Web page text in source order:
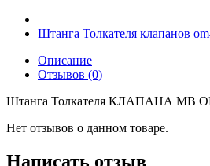
Штанга Толкателя клапанов
Описание
Отзывов (0)
Штанга Толкателя КЛАПАНА MB
Нет отзывов о данном товаре.
Написать отзыв